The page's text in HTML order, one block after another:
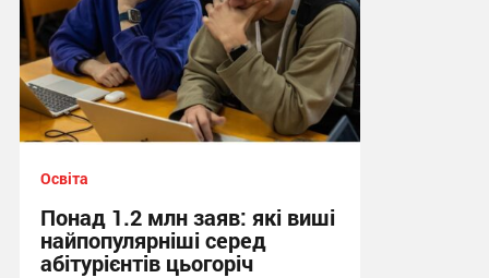
Освіта
Понад 1.2 млн заяв: які виші
найпопулярніші серед
абітурієнтів цьогоріч